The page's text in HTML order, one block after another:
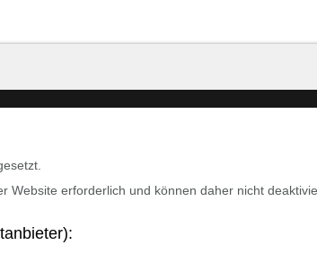
Website erforderlich und können daher nicht